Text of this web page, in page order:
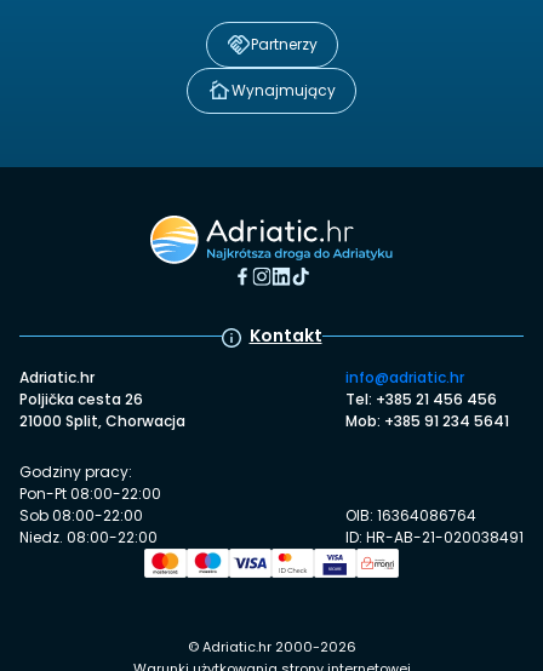
Partnerzy
Wynajmujący
Kontakt
Adriatic.hr
Poljička cesta 26
21000 Split, Chorwacja
info@adriatic.hr
Tel: +385 21 456 456
Mob: +385 91 234 5641
Godziny pracy:
Pon-Pt 08:00-22:00
Sob 08:00-22:00
Niedz. 08:00-22:00
OIB: 16364086764
ID: HR-AB-21-020038491
© Adriatic.hr 2000-2026